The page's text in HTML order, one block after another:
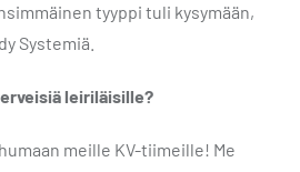
tyyppi tuli kysymään,
Systemiä.
leiriläisille?
meille KV-tiimeille! Me